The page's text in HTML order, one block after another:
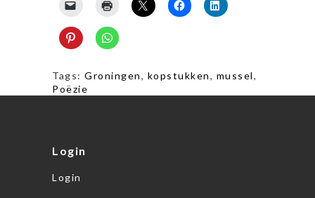
Tags: Groningen, kopstukken, mussel,
Poëzie
Login
Login